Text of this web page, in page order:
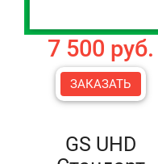
7 500 руб.
ЗАКАЗАТЬ
GS UHD